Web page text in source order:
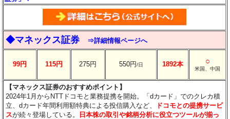
◆マネックス証券 ⇒詳細情報ページへ
99円 115円 275円 550円/日 1892本 ○
米国、中国
【マネックス証券のおすすめポイント】
2024年1月からNTTドコモと業務提携を開始。「dカード」でのクレカ積
立、dカード年間利用額特典による投信購入など、
ドコモとの提携サービ
スが続々登場している。
日本株の取引や銘柄分析に役立つツールが揃っ